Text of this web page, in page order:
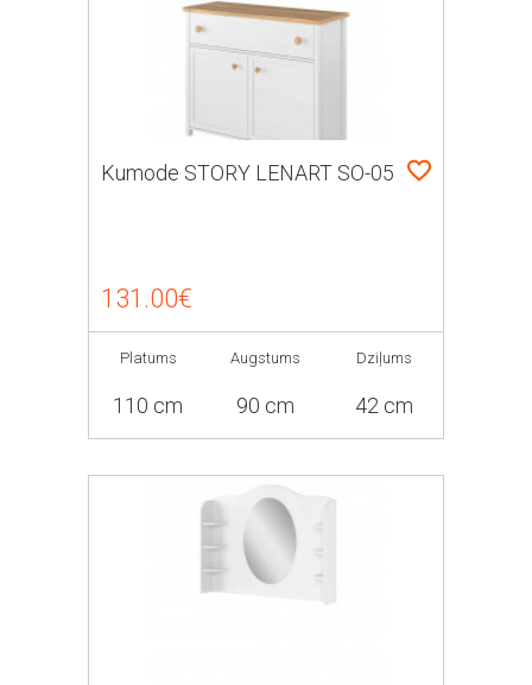
Kumode STORY LENART SO-05
131.00€
Platums
110 cm
Augstums
90 cm
Dziļums
42 cm